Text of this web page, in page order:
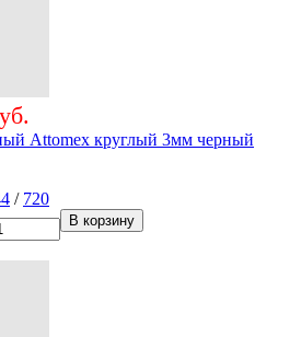
Attomex круглый 3мм черный
/ 720
В корзину